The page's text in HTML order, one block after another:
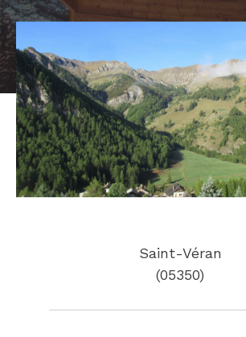
Saint-Véran
(05350)